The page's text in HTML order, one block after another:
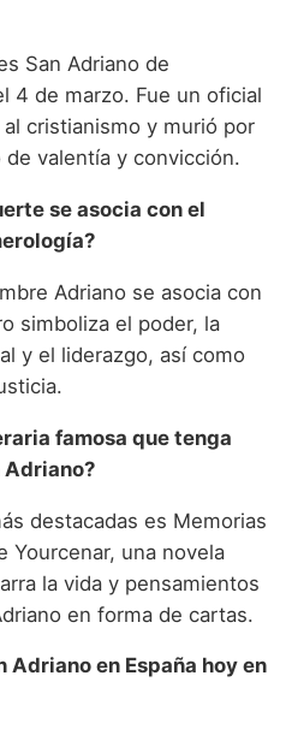
San Adriano de
4 de marzo. Fue un oficial
cristianismo y murió por
valentía y convicción.
se asocia con el
Adriano se asocia con
simboliza el poder, la
y el liderazgo, así como
famosa que tenga
destacadas es Memorias
Yourcenar, una novela
la vida y pensamientos
en forma de cartas.
Adriano en España hoy en